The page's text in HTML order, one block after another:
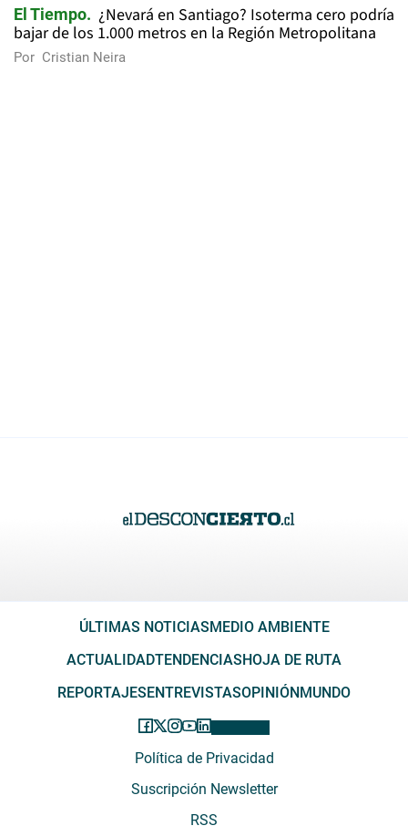
El Tiempo
¿Nevará en Santiago? Isoterma cero podría
bajar de los 1.000 metros en la Región Metropolitana
Por Cristian Neira
ÚLTIMAS NOTICIAS MEDIO AMBIENTE
ACTUALIDADTENDENCIAS HOJA DE RUTA
REPORTAJES ENTREVISTASOPINIÓN MUNDO
Política de Privacidad
Suscripción Newsletter
RSS